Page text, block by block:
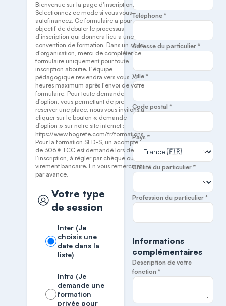
Bienvenue sur la page d'inscription.
Sélectionnez ce mode si vous vous
autofinancez. Ce formulaire à pour
objectif de débuter le processus
d’inscription qui donnera lieu à une
convention de formation. Dans un souci
d’organisation, merci de compléter ce
formulaire uniquement pour toute
inscription aboutie. L'équipe
pédagogique reviendra vers vous 72
heures maximum après l'envoi de votre
formulaire. Pour toute demande
d’option, vous permettant de pré-
réserver une place, nous vous invitons à
cliquer sur le bouton « demande
d’option » sur notre site internet :
https://www.hogrefe.com/fr/formations.
Pour la formation SED-S, un acompte
de 306 € TCC est demandé lors de
l'inscription, à régler par chèque ou
virement bancaire. En vous remerciant
par avance.
Votre type
de session
Inter (Je
choisis une
date dans la
liste)
Intra (Je
demande une
formation
privée pour
Téléphone *
Adresse du particulier *
Ville *
Code postal *
Pays *
Civilité du particulier *
Profession du particulier *
Informations
complémentaires
Description de votre
fonction *